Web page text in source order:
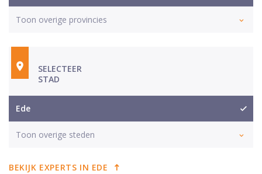
Toon overige provincies
SELECTEER
STAD
Ede
Toon overige steden
BEKIJK EXPERTS IN EDE